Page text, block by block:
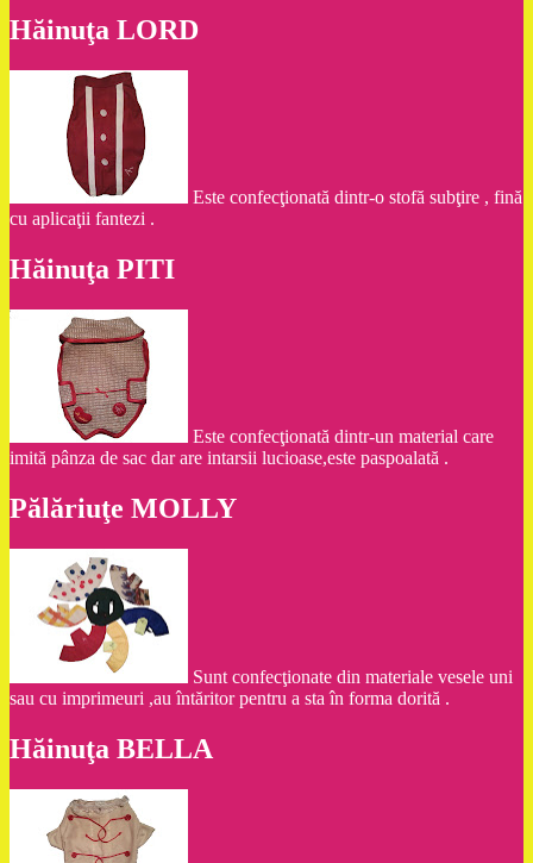
Hăinuţa LORD
Este confecţionată dintr-o stofă subţire , fină
cu aplicaţii fantezi .
Hăinuţa PITI
Este confecţionată dintr-un material care
imită pânza de sac dar are intarsii lucioase,este paspoalată .
Pălăriuţe MOLLY
Sunt confecţionate din materiale vesele uni
sau cu imprimeuri ,au întăritor pentru a sta în forma dorită .
Hăinuţa BELLA